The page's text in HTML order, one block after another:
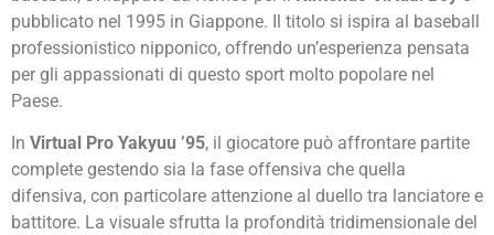
pubblicato nel 1995 in Giappone. Il titolo si ispira al baseball
professionistico nipponico, offrendo un’esperienza pensata
per gli appassionati di questo sport molto popolare nel
Paese.
In Virtual Pro Yakyuu ’95, il giocatore può affrontare partite
complete gestendo sia la fase offensiva che quella
difensiva, con particolare attenzione al duello tra lanciatore e
battitore. La visuale sfrutta la profondità tridimensionale del